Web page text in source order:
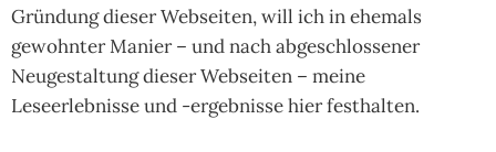
Gründung dieser Webseiten, will ich in ehemals
gewohnter Manier – und nach abgeschlossener
Neugestaltung dieser Webseiten – meine
Leseerlebnisse und -ergebnisse hier festhalten.